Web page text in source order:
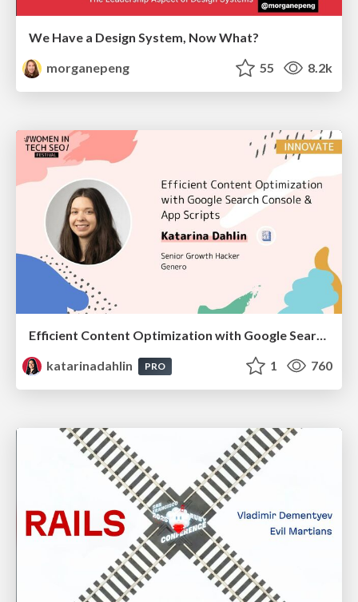
We Have a Design System, Now What?
morganepeng
55 8.2k
Efficient Content Optimization with Google Search Console & Apps Script
katarinadahlin
PRO 1 760